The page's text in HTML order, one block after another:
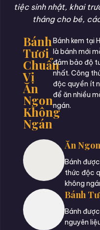
tiệc sinh nhật, khai
tháng cho bé,
Bánh
Tươi
Chuẩn
Vị
Ăn
Ngon
Không
Ngán
Bánh kem tại
là bánh mới
đảm bảo độ
nhất. Công
độc quyền ít
để ăn nhiều
ngán.
Ăn
Bánh
thức độc
không
Bánh
Bánh
nguyên